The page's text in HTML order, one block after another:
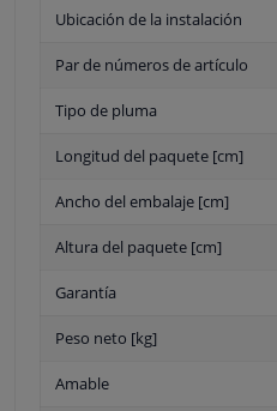
Ubicación de la instalación
Par de números de artículo
Tipo de pluma
Longitud del paquete [cm]
Ancho del embalaje [cm]
Altura del paquete [cm]
Garantía
Peso neto [kg]
Amable